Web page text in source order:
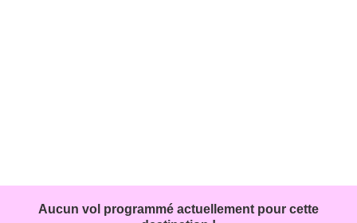
Aucun vol programmé actuellement pour cette